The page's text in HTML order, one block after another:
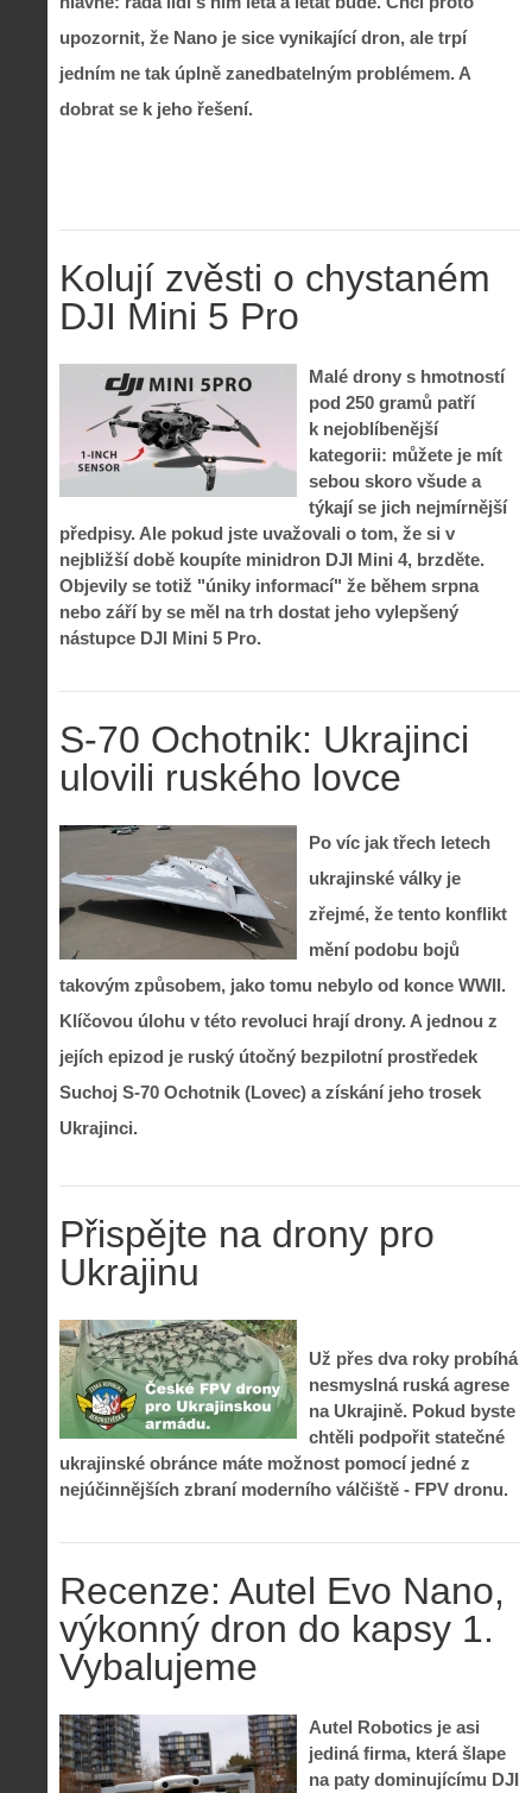
upozornit, že Nano je sice vynikající dron, ale trpí
jedním ne tak úplně zanedbatelným problémem. A
dobrat se k jeho řešení.
Kolují zvěsti o chystaném
DJI Mini 5 Pro
Malé drony s hmotností
pod 250 gramů patří
k nejoblíbenější
kategorii: můžete je mít
sebou skoro všude a
týkají se jich nejmírnější
předpisy. Ale pokud jste uvažovali o tom, že si v
nejbližší době koupíte minidron DJI Mini 4, brzděte.
Objevily se totiž "úniky informací" že během srpna
nebo září by se měl na trh dostat jeho vylepšený
nástupce DJI Mini 5 Pro.
S-70 Ochotnik: Ukrajinci
ulovili ruského lovce
Po víc jak třech letech
ukrajinské války je
zřejmé, že tento konflikt
mění podobu bojů
takovým způsobem, jako tomu nebylo od konce WWII.
Klíčovou úlohu v této revoluci hrají drony. A jednou z
jejích epizod je ruský útočný bezpilotní prostředek
Suchoj S-70 Ochotnik (Lovec) a získání jeho trosek
Ukrajinci.
Přispějte na drony pro
Ukrajinu
Už přes dva roky probíhá
nesmyslná ruská agrese
na Ukrajině. Pokud byste
chtěli podpořit statečné
ukrajinské obránce máte možnost pomocí jedné z
nejúčinnějších zbraní moderního válčiště - FPV dronu.
Recenze: Autel Evo Nano,
výkonný dron do kapsy 1.
Vybalujeme
Autel Robotics je asi
jediná firma, která šlape
na paty dominujícímu DJI